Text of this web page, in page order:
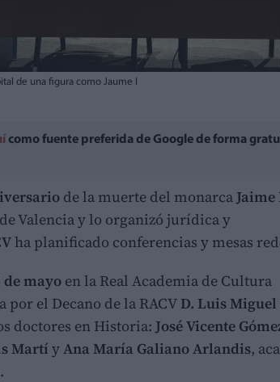
de una figura como Jaume I
como fuente preferida de Google de forma
de la muerte del monarca Jaime
Valencia y lo organizó jurídica y
ha planificado conferencias y mesas
de mayoen la Real Academia de Cultura
el Decano de la RACVD. Luis
doctores en Historia: José Vicente
MartíyAna María Galiano Arlandis,